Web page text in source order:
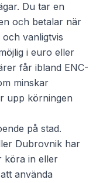
Du tar en
och betalar när
vanligtvis
i euro eller
får ibland ENC-
minskar
upp körningen
på stad.
Dubrovnik har
köra in eller
använda